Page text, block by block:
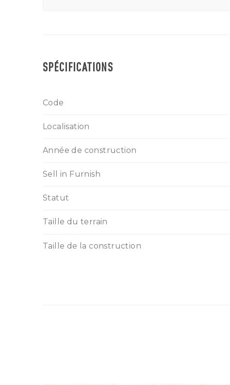
SPÉCIFICATIONS
Code
Localisation
Année de construction
Sell in Furnish
Statut
Taille du terrain
Taille de la construction